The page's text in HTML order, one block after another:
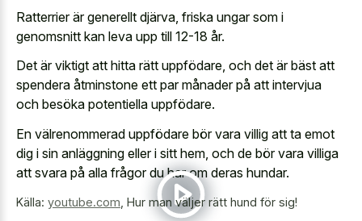
Ratterrier är generellt djärva, friska ungar som i
genomsnitt kan leva upp till 12-18 år.
Det är viktigt att hitta rätt uppfödare, och det är bäst att
spendera åtminstone ett par månader på att intervjua
och besöka potentiella uppfödare.
En välrenommerad uppfödare bör vara villig att ta emot
dig i sin anläggning eller i sitt hem, och de bör vara villiga
att svara på alla frågor du har om deras hundar.
Källa: youtube.com Hur man väljer rätt hund för sig!